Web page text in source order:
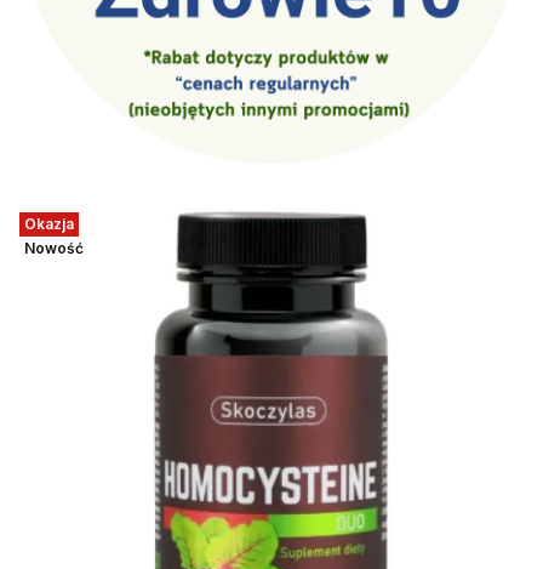
Okazja
Nowość